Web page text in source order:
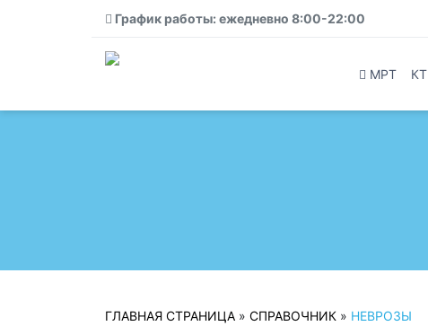
График работы: ежедневно 8:00-22:00
МРТ КТ
ГЛАВНАЯ СТРАНИЦА » СПРАВОЧНИК » НЕВРОЗЫ